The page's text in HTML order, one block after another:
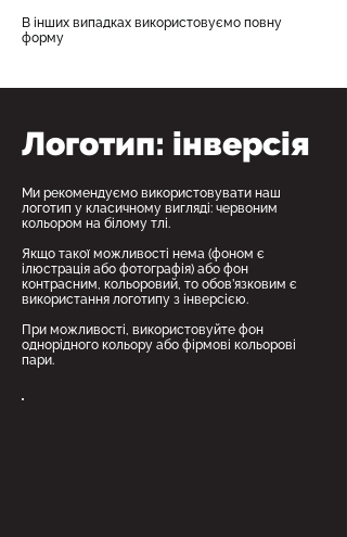
В інших випадках використовуємо повну
форму
Логотип: інверсія
Ми рекомендуємо використовувати наш
логотип у класичному вигляді: червоним
кольором на білому тлі.
Якщо такої можливості нема (фоном є
ілюстрація або фотографія) або фон
контрасним, кольоровий, то обов’язковим є
використання логотипу з інверсією.
При можливості, використовуйте фон
однорідного кольору або фірмові кольорові
пари.